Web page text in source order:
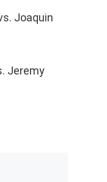
Joaquin
Jeremy